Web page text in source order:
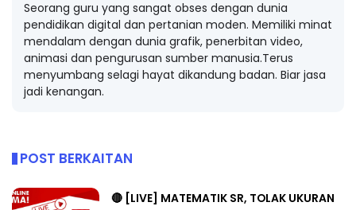
Seorang guru yang sangat obses dengan dunia
pendidikan digital dan pertanian moden. Memiliki minat
mendalam dengan dunia grafik, penerbitan video,
animasi dan pengurusan sumber manusia.Terus
menyumbang selagi hayat dikandung badan. Biar jasa
jadi kenangan.
POST BERKAITAN
🔴 [LIVE] MATEMATIK SR, TOLAK UKURAN